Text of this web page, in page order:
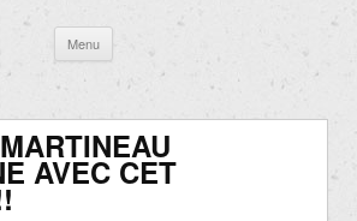
Menu
contenu
AVEC CET